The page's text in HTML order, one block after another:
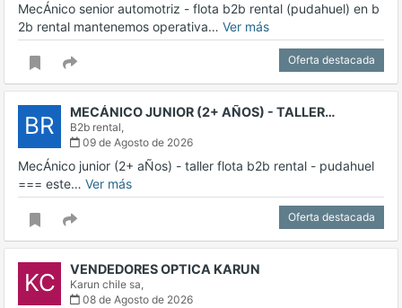
MecÁnico senior automotriz - flota b2b rental (pudahuel) en b
2b rental mantenemos operativa… Ver más
Oferta destacada
BR MECÁNICO JUNIOR (2+ AÑOS) - TALLER…
B2b rental,
09 de Agosto de 2026
MecÁnico junior (2+ aÑos) - taller flota b2b rental - pudahuel
=== este… Ver más
Oferta destacada
KC VENDEDORES OPTICA KARUN
Karun chile sa,
08 de Agosto de 2026